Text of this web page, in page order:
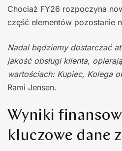
Chociaż FY26 rozpoczyna
część elementów pozostanie
Nadal będziemy dostarczać
jakość obsługi klienta,
wartościach: Kupiec, Kolega
Rami Jensen.
Wyniki
kluczowe dane